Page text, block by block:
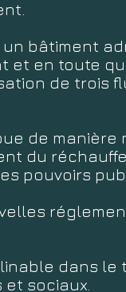
bâtiment
et en toute
de trois
de manière
du
pouvoirs
dans le
sociaux.